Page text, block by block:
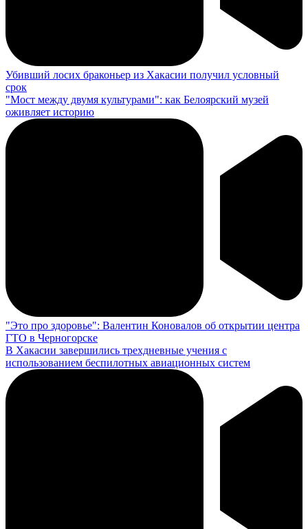
Убивший лосих браконьер из Хакасии получил условный
срок
"Мост между двумя культурами": как Белоярский музей
оживляет историю
"Это про здоровье": Валентин Коновалов об открытии центра
ГТО в Черногорске
В Хакасии завершились трехдневные учения с
использованием беспилотных авиационных систем